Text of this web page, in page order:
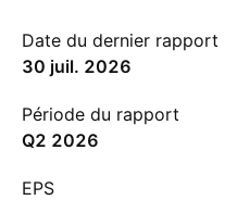
Date du dernier rapport
30 juil. 2026
Période du rapport
Q2 2026
EPS